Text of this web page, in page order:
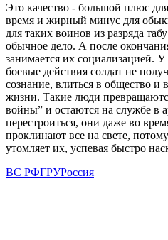
Это качество - большой плюс
время и жирный минус для
для таких воинов из разряда
обычное дело. А после
занимается их социализацией.
боевые действия солдат не
сознание, влиться в общество и
жизни. Такие люди
войны” и остаются на службе в
перестроиться, они даже во
проклинают все на свете,
утомляет их, успевая быстро
ВС РФГРУРоссия